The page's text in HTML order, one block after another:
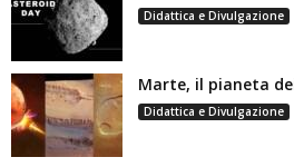
Didattica e Divulgazione
Marte, il pianeta
Didattica e Divulgazione